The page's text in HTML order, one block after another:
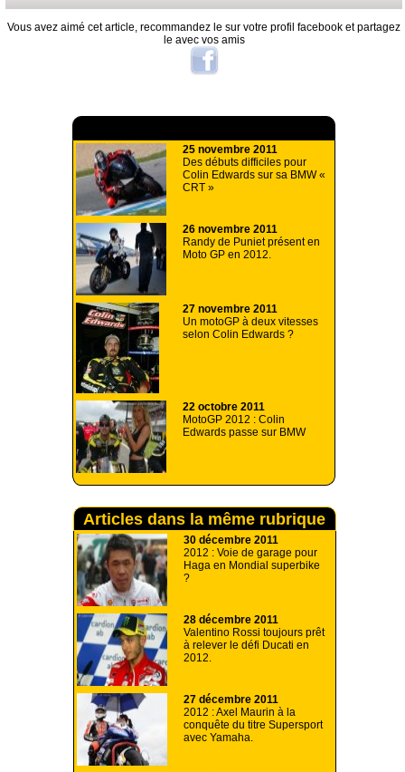
Vous avez aimé cet article, recommandez le sur votre profil facebook et partagez
le avec vos amis
25 novembre 2011
Des débuts difficiles pour
Colin Edwards sur sa BMW «
CRT »
26 novembre 2011
Randy de Puniet présent en
Moto GP en 2012.
27 novembre 2011
Un motoGP à deux vitesses
selon Colin Edwards ?
22 octobre 2011
MotoGP 2012 : Colin
Edwards passe sur BMW
Articles dans la même rubrique
30 décembre 2011
2012 : Voie de garage pour
Haga en Mondial superbike
?
28 décembre 2011
Valentino Rossi toujours prêt
à relever le défi Ducati en
2012.
27 décembre 2011
2012 : Axel Maurin à la
conquête du titre Supersport
avec Yamaha.